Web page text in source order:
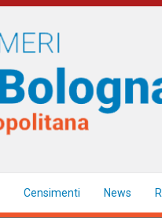
Censimenti News